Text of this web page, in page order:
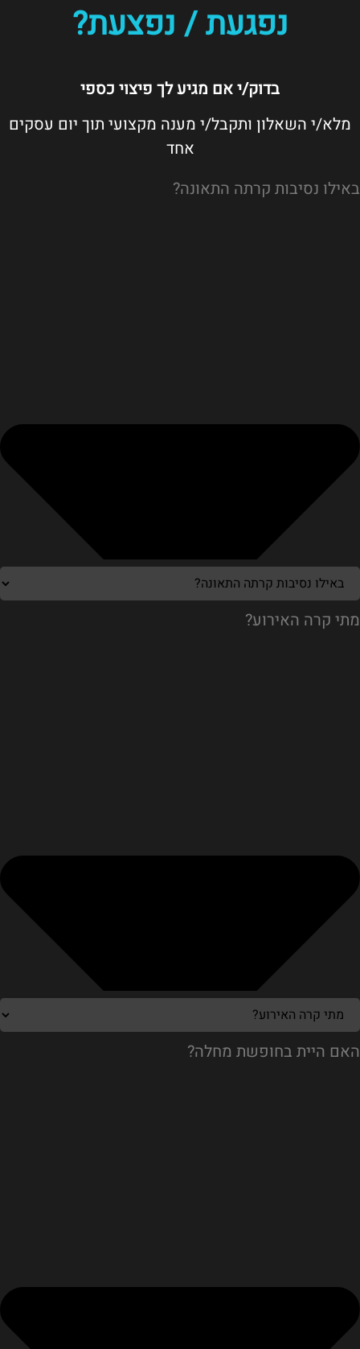
נפגעת / נפצעת?
בדוק/י אם מגיע לך פיצוי כספי
מלא/י השאלון ותקבל/י מענה מקצועי תוך יום עסקים
אחד
באילו נסיבות קרתה התאונה?
מתי קרה האירוע?
האם היית בחופשת מחלה?